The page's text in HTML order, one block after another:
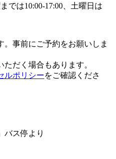
事前にご予約をお願いしま
だく場合もあります。
ルポリシーをご確認くださ
バス停より